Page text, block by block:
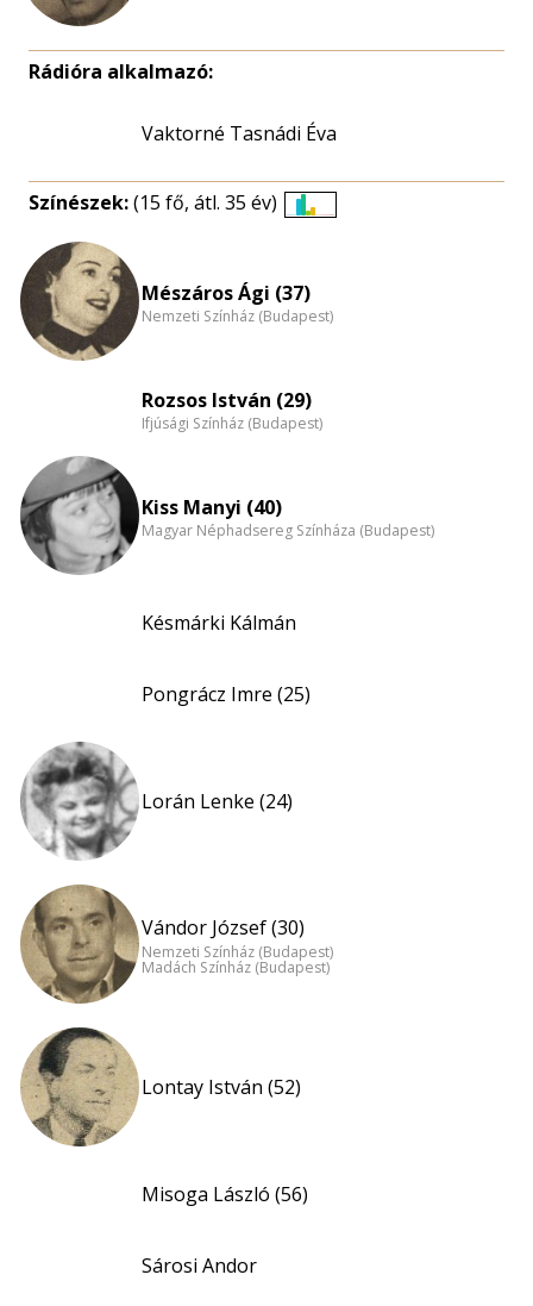
Rádióra alkalmazó:
Vaktorné Tasnádi Éva
Színészek:(15 fő, átl. 35 év)
nagyítása
Mészáros Ági (37)
Nemzeti Színház (Budapest)
Rozsos István (29)
Ifjúsági Színház (Budapest)
Kiss Manyi (40)
Magyar Néphadsereg Színháza (Budapest)
Késmárki Kálmán
Pongrácz Imre (25)
Lorán Lenke (24)
Vándor József (30)
Nemzeti Színház (Budapest)
Madách Színház (Budapest)
Lontay István (52)
Misoga László (56)
Sárosi Andor